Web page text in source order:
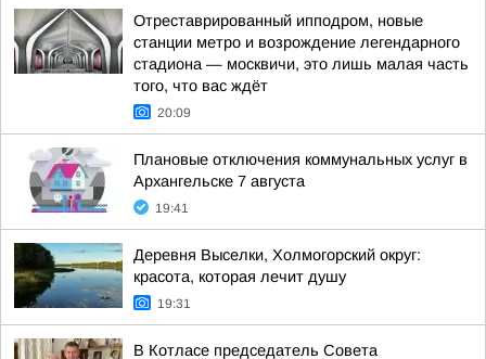
Отреставрированный ипподром, новые
станции метро и возрождение легендарного
стадиона — москвичи, это лишь малая часть
того, что вас ждёт
20:09
Плановые отключения коммунальных услуг в
Архангельске 7 августа
19:41
Деревня Выселки, Холмогорский округ:
красота, которая лечит душу
19:31
В Котласе председатель Совета